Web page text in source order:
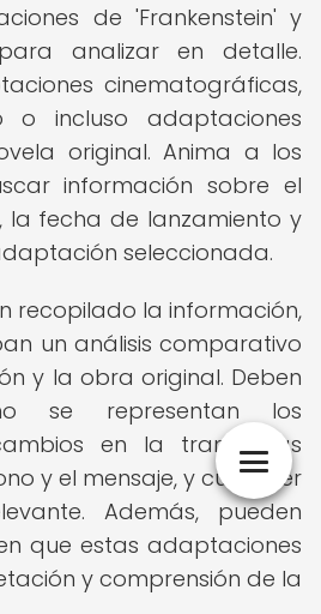
de 'Frankenstein' y
analizar en detalle.
cinematográficas,
incluso adaptaciones
original. Anima a los
información sobre el
la fecha de lanzamiento y
seleccionada.
recopilado la información,
un análisis comparativo
y la obra original. Deben
se representan los
en la trama, las
y el mensaje, y cualquier
Además, pueden
que estas adaptaciones
y comprensión de la